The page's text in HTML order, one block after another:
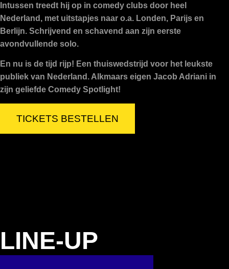
Intussen treedt hij op in comedy clubs door heel
Nederland, met uitstapjes naar o.a. Londen, Parijs en
Berlijn. Schrijvend en schavend aan zijn eerste
avondvullende solo.
En nu is de tijd rijp! Een thuiswedstrijd voor het leukste
publiek van Nederland. Alkmaars eigen Jacob Adriani in
zijn geliefde Comedy Spotlight!
TICKETS BESTELLEN
LINE-UP